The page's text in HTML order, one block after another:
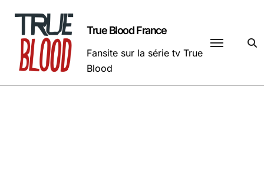
contenu
True Blood France
Fansite sur la série tv True
Blood